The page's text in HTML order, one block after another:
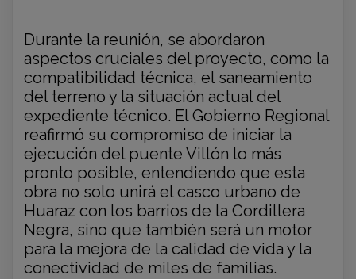
Durante la reunión, se abordaron
aspectos cruciales del proyecto, como la
compatibilidad técnica, el saneamiento
del terreno y la situación actual del
expediente técnico. El Gobierno Regional
reafirmó su compromiso de iniciar la
ejecución del puente Villón lo más
pronto posible, entendiendo que esta
obra no solo unirá el casco urbano de
Huaraz con los barrios de la Cordillera
Negra, sino que también será un motor
para la mejora de la calidad de vida y la
conectividad de miles de familias.